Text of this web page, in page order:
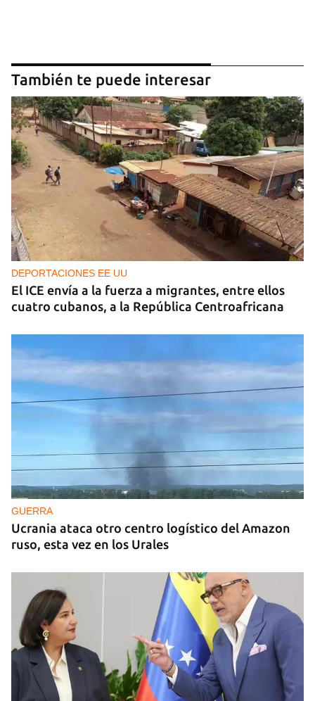
También te puede interesar
DEPORTACIONES EE UU
El ICE envía a la fuerza a migrantes, entre ellos
cuatro cubanos, a la República Centroafricana
GUERRA
Ucrania ataca otro centro logístico del Amazon
ruso, esta vez en los Urales